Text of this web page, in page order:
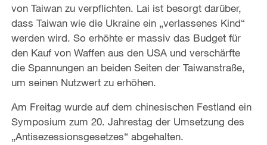
von Taiwan zu verpflichten. Lai ist besorgt darüber,
dass Taiwan wie die Ukraine ein „verlassenes Kind“
werden wird. So erhöhte er massiv das Budget für
den Kauf von Waffen aus den USA und verschärfte
die Spannungen an beiden Seiten der Taiwanstraße,
um seinen Nutzwert zu erhöhen.
Am Freitag wurde auf dem chinesischen Festland ein
Symposium zum 20. Jahrestag der Umsetzung des
„Antisezessionsgesetzes“ abgehalten.